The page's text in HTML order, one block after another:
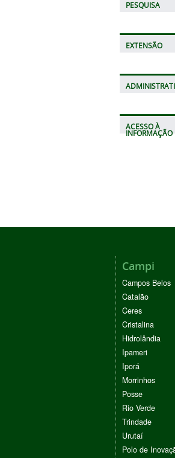
PESQUISA
EXTENSÃO
ACESSO À
INFORMAÇÃO
Campi
Campos Belos
Catalão
Ceres
Cristalina
Hidrolândia
Ipameri
Iporá
Morrinhos
Posse
Rio Verde
Trindade
Urutaí
Polo de